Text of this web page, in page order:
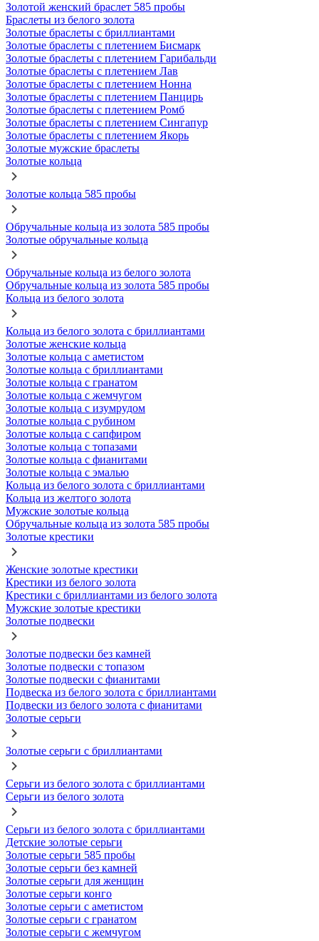
Золотой женский браслет 585 пробы
Браслеты из белого золота
Золотые браслеты с бриллиантами
Золотые браслеты с плетением Бисмарк
Золотые браслеты с плетением Гарибальди
Золотые браслеты с плетением Лав
Золотые браслеты с плетением Нонна
Золотые браслеты с плетением Панцирь
Золотые браслеты с плетением Ромб
Золотые браслеты с плетением Сингапур
Золотые браслеты с плетением Якорь
Золотые мужские браслеты
Золотые кольца
Золотые кольца 585 пробы
Обручальные кольца из золота 585 пробы
Золотые обручальные кольца
Обручальные кольца из белого золота
Обручальные кольца из золота 585 пробы
Кольца из белого золота
Кольца из белого золота с бриллиантами
Золотые женские кольца
Золотые кольца с аметистом
Золотые кольца с бриллиантами
Золотые кольца с гранатом
Золотые кольца с жемчугом
Золотые кольца с изумрудом
Золотые кольца с рубином
Золотые кольца с сапфиром
Золотые кольца с топазами
Золотые кольца с фианитами
Золотые кольца с эмалью
Кольца из белого золота с бриллиантами
Кольца из желтого золота
Мужские золотые кольца
Обручальные кольца из золота 585 пробы
Золотые крестики
Женские золотые крестики
Крестики из белого золота
Крестики с бриллиантами из белого золота
Мужские золотые крестики
Золотые подвески
Золотые подвески без камней
Золотые подвески с топазом
Золотые подвески с фианитами
Подвеска из белого золота с бриллиантами
Подвески из белого золота с фианитами
Золотые серьги
Золотые серьги с бриллиантами
Серьги из белого золота с бриллиантами
Серьги из белого золота
Серьги из белого золота с бриллиантами
Детские золотые серьги
Золотые серьги 585 пробы
Золотые серьги без камней
Золотые серьги для женщин
Золотые серьги конго
Золотые серьги с аметистом
Золотые серьги с гранатом
Золотые серьги с жемчугом